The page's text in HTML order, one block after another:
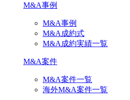
M&A事例
M&A事例
M&A成約式
M&A成約実績一覧
M&A案件
M&A案件一覧
海外M&A案件一覧